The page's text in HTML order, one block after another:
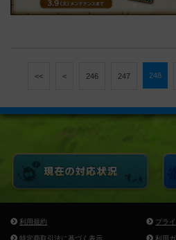
<< < 246 247 248
利用規約
プラ
特定商取引法に基づく表示
利用